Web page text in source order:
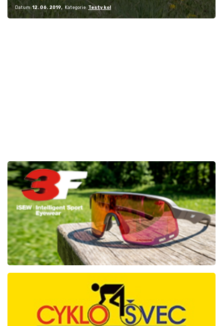
Datum: 12. 06. 2019 Kategorie: Testy kol